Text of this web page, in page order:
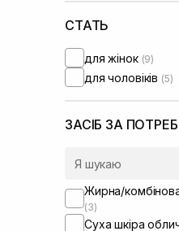
СТАТЬ
для жінок (9)
для чоловіків (5)
ЗАСІБ ЗА
Жирна/
(3)
Суха шкіра